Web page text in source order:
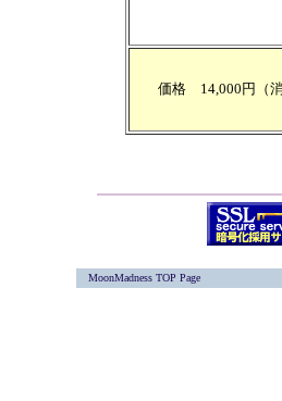
価格 14,000円（消
MoonMadness TOP Page